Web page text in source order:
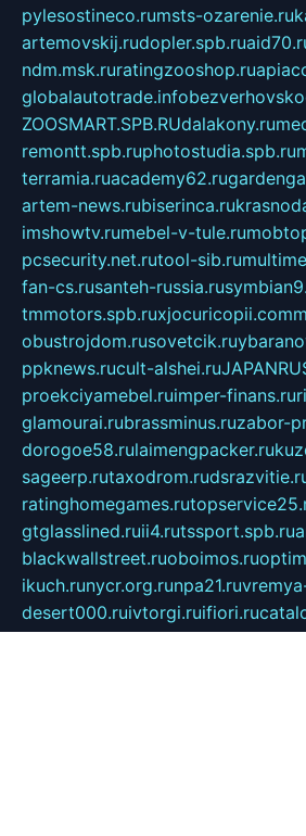
pylesostineco.rumsts-ozarenie.ru
artemovskij.rudopler.spb.ru
ndm.msk.ruratingzooshop.ru
globalautotrade.info
ZOOSMART.SPB.RUdalakony.ru
remontt.spb.ruphotostudia.spb.ru
terramia.ruacademy62.ru
artem-news.rubiserinca.ru
imshowtv.rumebel-v-tule.ru
pcsecurity.net.rutool-sib.ru
fan-cs.rusanteh-russia.ru
tmmotors.spb.ruxjocuricopii.com
obustrojdom.rusovetcik.ru
ppknews.rucult-alshei.ru
proekciyamebel.ruimper-finans.ru
glamourai.rubrassminus.ruzabor-
dorogoe58.rulaimengpacker.ru
sageerp.rutaxodrom.ru
ratinghomegames.ru
gtglasslined.ruii4.rutssport.spb.ru
blackwallstreet.ruoboimos.ru
ikuch.runycr.org.runpa21.ru
desert000.ruivtorgi.ruifiori.ru
dcv.org.ruspetsmaster174.ru